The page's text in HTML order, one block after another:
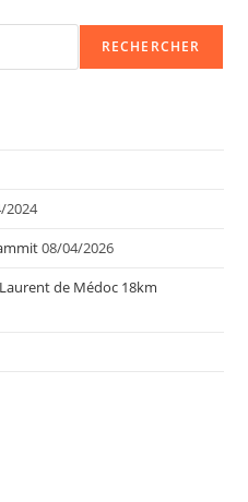
RECHERCHER
2024
08/04/2026
de Médoc 18km